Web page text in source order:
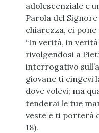
adolescenziale e
Parola del
chiarezza, ci
“In verità, in
rivolgendosi a
interrogativo
giovane ti cingevi
dove volevi; ma
tenderai le tue
veste e ti porterà
18).